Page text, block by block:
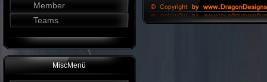
Member
Teams
MiscMenü